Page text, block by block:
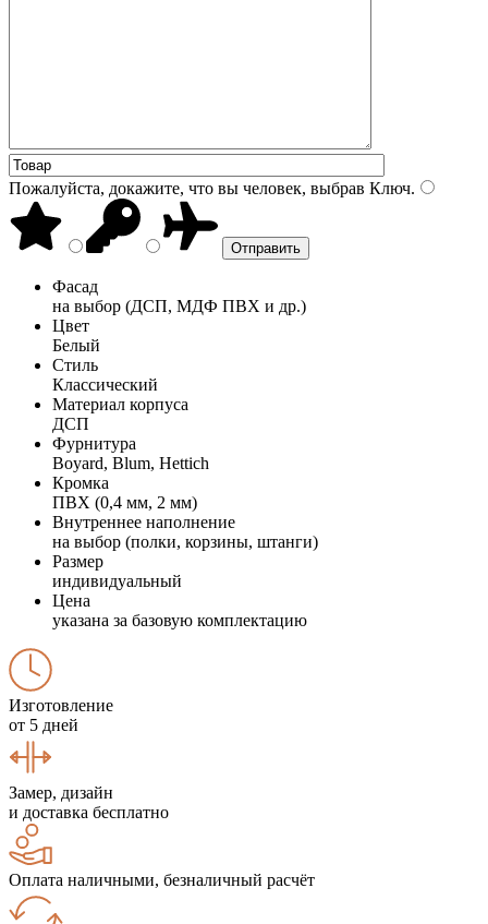
Пожалуйста, докажите, что вы человек, выбрав Ключ.
Фасад
на выбор (ДСП, МДФ ПВХ и др.)
Цвет
Белый
Стиль
Классический
Материал корпуса
ДСП
Фурнитура
Boyard, Blum, Hettich
Кромка
ПВХ (0,4 мм, 2 мм)
Внутреннее наполнение
на выбор (полки, корзины, штанги)
Размер
индивидуальный
Цена
указана за базовую комплектацию
Изготовление
от 5 дней
Замер, дизайн
и доставка бесплатно
Оплата наличными, безналичный расчёт